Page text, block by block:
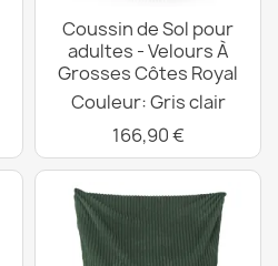
Coussin de Sol pour
adultes - Velours À
Grosses Côtes Royal
Couleur: Gris clair
166,90 €